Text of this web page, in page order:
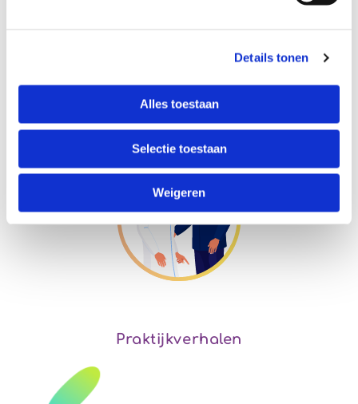
Details tonen
Alles toestaan
Selectie toestaan
Weigeren
voor
VVO en MOO
Praktijkverhalen